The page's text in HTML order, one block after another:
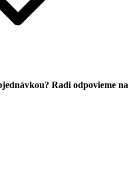
Radi odpovieme na